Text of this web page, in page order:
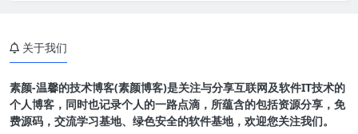
关于我们
素颜-温馨的技术博客(素颜博客)是关注与分享互联网及软件IT技术的
个人博客，同时也记录个人的一路点滴，所蕴含的包括资源分享，免
费源码，交流学习基地、绿色安全的软件基地，欢迎您关注我们。